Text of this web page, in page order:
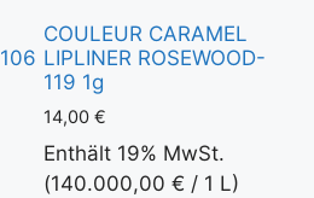
COULEUR CARAMEL
LIPLINER ROSEWOOD-
119 1g
14,00 €
Enthält 19% MwSt.
(140.000,00 € / 1 L)